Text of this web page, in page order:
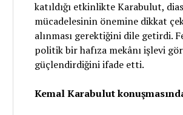
katıldığı etkinlikte Karabulut,
mücadelesinin önemine dikkat
alınması gerektiğini dile getirdi.
politik bir hafıza mekânı işlevi
güçlendirdiğini ifade etti.
Kemal Karabulut